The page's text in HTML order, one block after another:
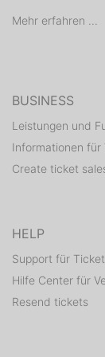
lernen
Mehr erfahren ...
BUSINESS
Leistungen und
Informationen für
Create ticket
HELP
Support für
Hilfe Center für
Resend tickets